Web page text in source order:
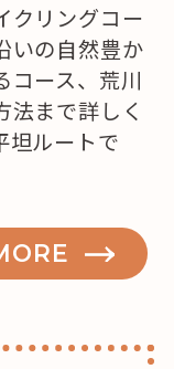
クリングコー
いの自然豊か
コース、荒川
法まで詳しく
坦ルートで